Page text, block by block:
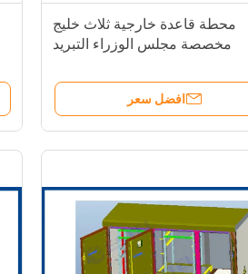
محطة قاعدة خارجية ثلاث خليج
مخصصة مجلس الوزراء التبريد
افضل سعر